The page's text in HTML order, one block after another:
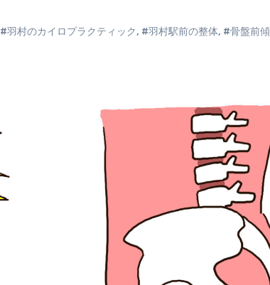
#羽村のカイロプラクティック, #羽村駅前の整体, #骨盤前傾